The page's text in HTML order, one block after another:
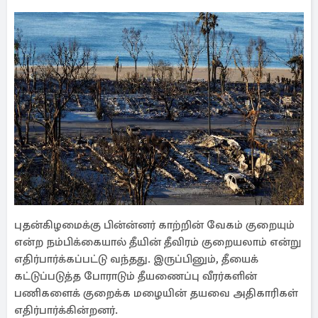
புதன்கிழமைக்கு பின்ன்னர் காற்றின் வேகம் குறையும்
என்ற நம்பிக்கையால் தீயின் தீவிரம் குறையலாம் என்று
எதிர்பார்க்கப்பட்டு வந்தது. இருப்பினும், தீயைக்
கட்டுப்படுத்த போராடும் தீயணைப்பு வீரர்களின்
பணிகளைக் குறைக்க மழையின் தயவை அதிகாரிகள்
எதிர்பார்க்கின்றனர்.